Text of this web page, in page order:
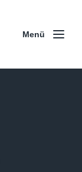
Menü